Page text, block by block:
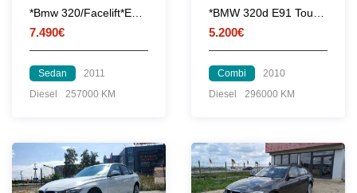
7.490€
Sedan
2011
Diesel
257000 KM
5.200€
Combi
2010
Diesel
296000 KM